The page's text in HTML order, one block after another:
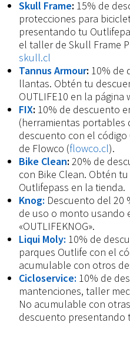
Skull Frame: 15% de
protecciones para
presentando tu
el taller de Skull Frame
skull.cl
Tannus Armour: 10% de
llantas. Obtén tu
OUTLIFE10 en la página
FIX: 10% de descuento
(herramientas portables
descuento con el código
de Flowco (flowco.cl).
Bike Clean: 20% de
con Bike Clean. Obtén
Outlifepass en la tienda.
Knog: Descuento del 20
de uso o monto usando
«OUTLIFEKNOG».
Liqui Moly: 10% de
parques Outlife con el
acumulable con otros
Cicloservice: 10% de
mantenciones, taller
No acumulable con
descuento presentando